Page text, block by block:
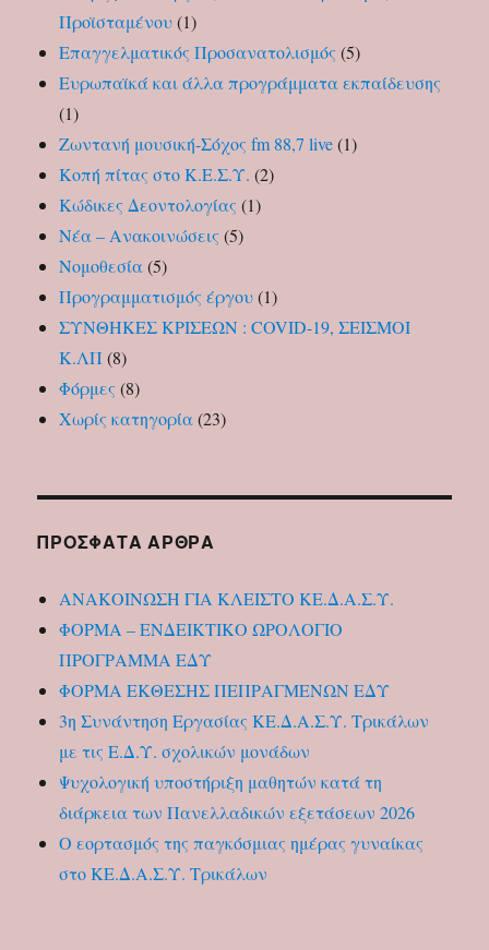
Προϊσταμένου(1)
Επαγγελματικός Προσανατολισμός (5)
Ευρωπαϊκά και άλλα προγράμματα εκπαίδευσης
(1)
Ζωντανή μουσική-Σόχος fm 88,7 live(1)
Κοπή πίτας στο Κ.Ε.Σ.Υ. (2)
Κώδικες Δεοντολογίας (1)
Νέα – Ανακοινώσεις (5)
Νομοθεσία(5)
Προγραμματισμός έργου(1)
ΣΥΝΘΗΚΕΣ ΚΡΙΣΕΩΝ : COVID-19, ΣΕΙΣΜΟΙ
Κ.ΛΠ (8)
Φόρμες (8)
Χωρίς κατηγορία(23)
ΠΡΌΣΦΑΤΑ ΆΡΘΡΑ
ΑΝΑΚΟΙΝΩΣΗ ΓΙΑ ΚΛΕΙΣΤΟ ΚΕ.Δ.Α.Σ.Υ.
ΦΟΡΜΑ – ΕΝΔΕΙΚΤΙΚΟ ΩΡΟΛΟΓΙΟ
ΠΡΟΓΡΑΜΜΑ ΕΔΥ
ΦΟΡΜΑ ΕΚΘΕΣΗΣ ΠΕΠΡΑΓΜΕΝΩΝ ΕΔΥ
3η Συνάντηση Εργασίας ΚΕ.Δ.Α.Σ.Υ. Τρικάλων
με τις Ε.Δ.Υ. σχολικών μονάδων
Ψυχολογική υποστήριξη μαθητών κατά τη
διάρκεια των Πανελλαδικών εξετάσεων 2026
Ο εορτασμός της παγκόσμιας ημέρας γυναίκας
στο ΚΕ.Δ.Α.Σ.Υ. Τρικάλων